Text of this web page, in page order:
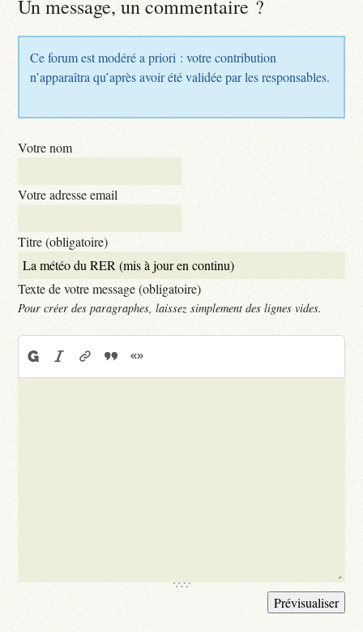
Un message, un commentaire ?
Ce forum est modéré a priori : votre contribution
n’apparaîtra qu’après avoir été validée par les responsables.
Votre nom
Votre adresse email
Titre (obligatoire)
Texte de votre message (obligatoire)
Pour créer des paragraphes, laissez simplement des lignes vides.